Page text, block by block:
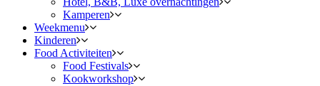
Kamperen
Weekmenu
Kinderen
Food Activiteiten
Food Festivals
Kookworkshop